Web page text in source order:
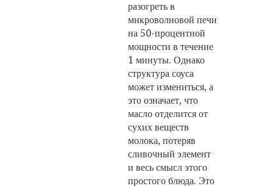
разогреть в
микроволновой печи
на 50-процентной
мощности в течение
1 минуты. Однако
структура соуса
может измениться, а
это означает, что
масло отделится от
сухих веществ
молока, потеряв
сливочный элемент
и весь смысл этого
простого блюда. Это